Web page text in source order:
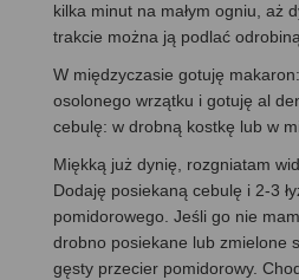
kilka minut na małym ogniu, aż
trakcie można ją podlać
W międzyczasie gotuję
osolonego wrzątku i gotuję al
cebulę: w drobną kostkę lub w
Miękką już dynię, rozgniatam
Dodaję posiekaną cebulę i 2-3
pomidorowego. Jeśli go nie
drobno posiekane lub zmielone
gęsty przecier pomidorowy.